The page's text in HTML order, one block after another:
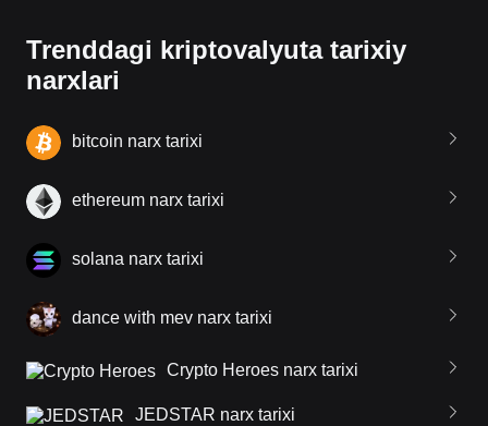
Trenddagi kriptovalyuta tarixiy
narxlari
bitcoin narx tarixi
ethereum narx tarixi
solana narx tarixi
dance with mev narx tarixi
Crypto Heroes narx tarixi
JEDSTAR narx tarixi